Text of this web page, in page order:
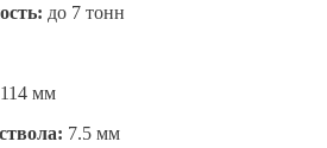
до 7 тонн
114 мм
7.5 мм